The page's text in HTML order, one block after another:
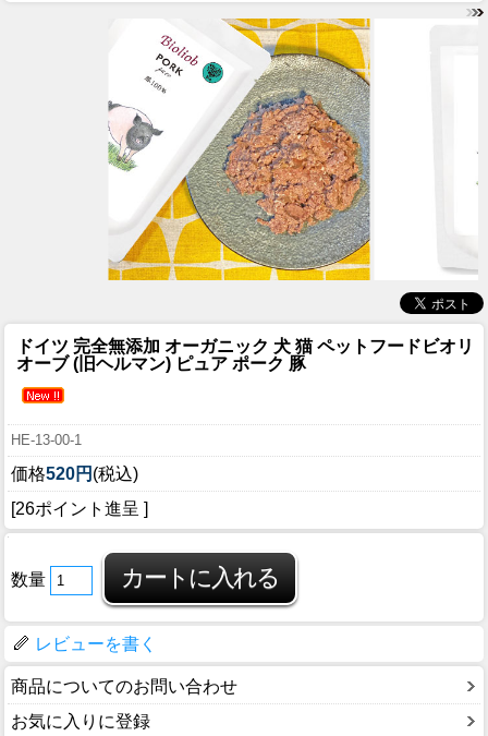
ドイツ 完全無添加 オーガニック 犬 猫 ペットフード ビオリ
オーブ (旧ヘルマン) ピュア ポーク 豚
HE-13-00-1
価格520円 (税込)
[26ポイント進呈 ]
数量
レビューを書く
商品についてのお問い合わせ
お気に入りに登録